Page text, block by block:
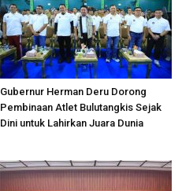
Gubernur Herman Deru Dorong
Pembinaan Atlet Bulutangkis Sejak
Dini untuk Lahirkan Juara Dunia